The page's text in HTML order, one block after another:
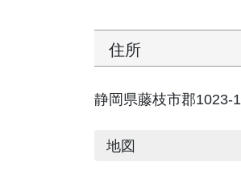
住所
静岡県藤枝市郡1023-1
地図